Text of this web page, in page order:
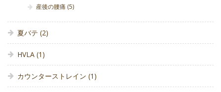
産後の腰痛 (5)
夏バテ (2)
HVLA (1)
カウンターストレイン (1)